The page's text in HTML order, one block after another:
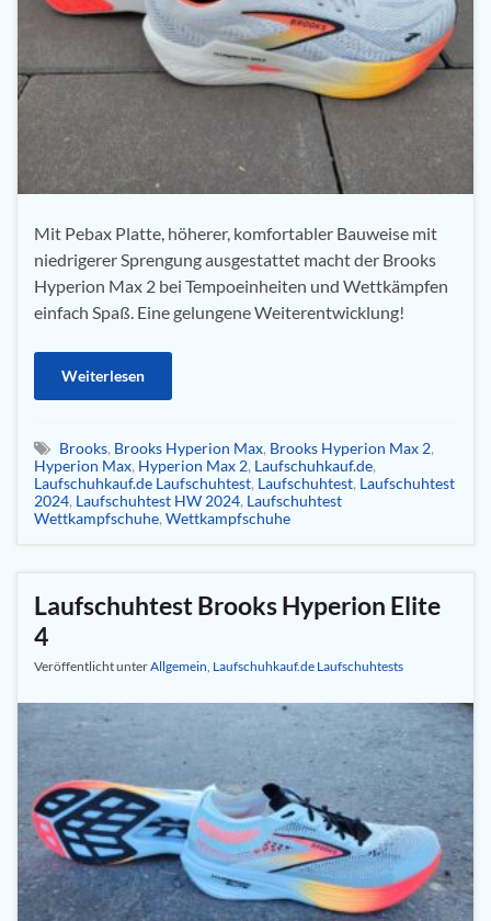
Mit Pebax Platte, höherer, komfortabler Bauweise mit
niedrigerer Sprengung ausgestattet macht der Brooks
Hyperion Max 2 bei Tempoeinheiten und Wettkämpfen
einfach Spaß. Eine gelungene Weiterentwicklung!
Weiterlesen
Brooks, Brooks Hyperion Max, Brooks Hyperion Max 2,
Hyperion Max, Hyperion Max 2, Laufschuhkauf.de,
Laufschuhkauf.de Laufschuhtest, Laufschuhtest, Laufschuhtest
2024, Laufschuhtest HW 2024, Laufschuhtest
Wettkampfschuhe, Wettkampfschuhe
Laufschuhtest Brooks Hyperion Elite
4
Veröffentlicht unterAllgemein Laufschuhkauf.de Laufschuhtests